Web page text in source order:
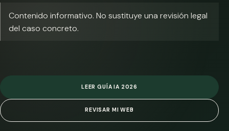
Contenido informativo. No sustituye una revisión legal
del caso concreto.
LEER GUÍA IA 2026
REVISAR MI WEB